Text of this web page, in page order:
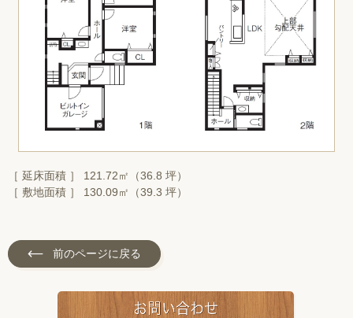
［ 延床面積 ］ 121.72㎡（36.8 坪）
［ 敷地面積 ］ 130.09㎡（39.3 坪）
前のページに戻る